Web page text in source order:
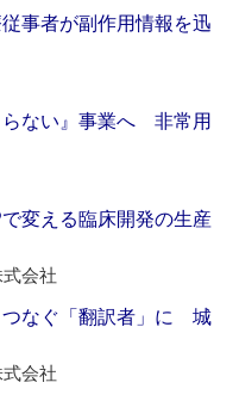
事者が副作用情報を迅
らない』事業へ 非常用
変える臨床開発の生産
会社
つなぐ「翻訳者」に 城
会社